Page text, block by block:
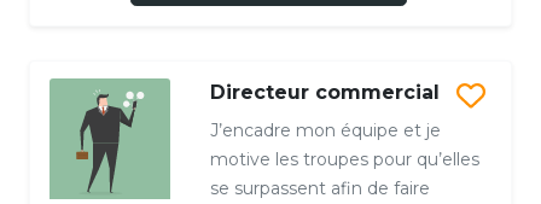
Directeur commercial
J’encadre mon équipe et je
motive les troupes pour qu’elles
se surpassent afin de faire